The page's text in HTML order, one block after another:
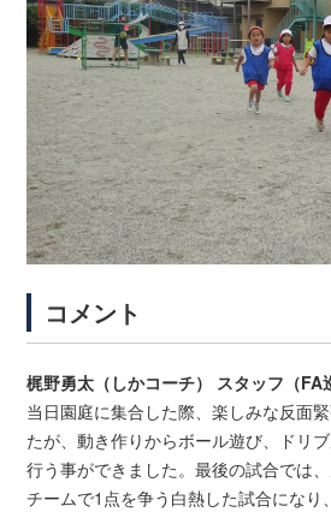
コメント
梶野勇太（しかコーチ） スタッフ（FA
当日園庭に集合した際、楽しみな反面
たが、動き作りからボール遊び、ドリ
行う事ができました。最後の試合では
チームで1点を争う白熱した試合になり